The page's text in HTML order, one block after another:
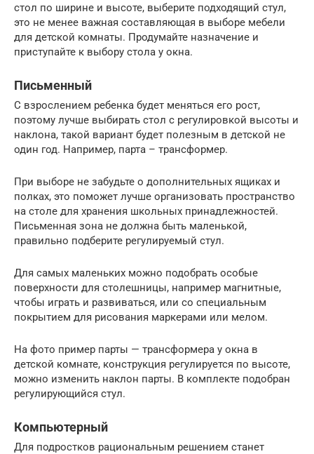
стол по ширине и высоте, выберите подходящий стул,
это не менее важная составляющая в выборе мебели
для детской комнаты. Продумайте назначение и
приступайте к выбору стола у окна.
Письменный
С взрослением ребенка будет меняться его рост,
поэтому лучше выбирать стол с регулировкой высоты и
наклона, такой вариант будет полезным в детской не
один год. Например, парта – трансформер.
При выборе не забудьте о дополнительных ящиках и
полках, это поможет лучше организовать пространство
на столе для хранения школьных принадлежностей.
Письменная зона не должна быть маленькой,
правильно подберите регулируемый стул.
Для самых маленьких можно подобрать особые
поверхности для столешницы, например магнитные,
чтобы играть и развиваться, или со специальным
покрытием для рисования маркерами или мелом.
На фото пример парты — трансформера у окна в
детской комнате, конструкция регулируется по высоте,
можно изменить наклон парты. В комплекте подобран
регулирующийся стул.
Компьютерный
Для подростков рациональным решением станет